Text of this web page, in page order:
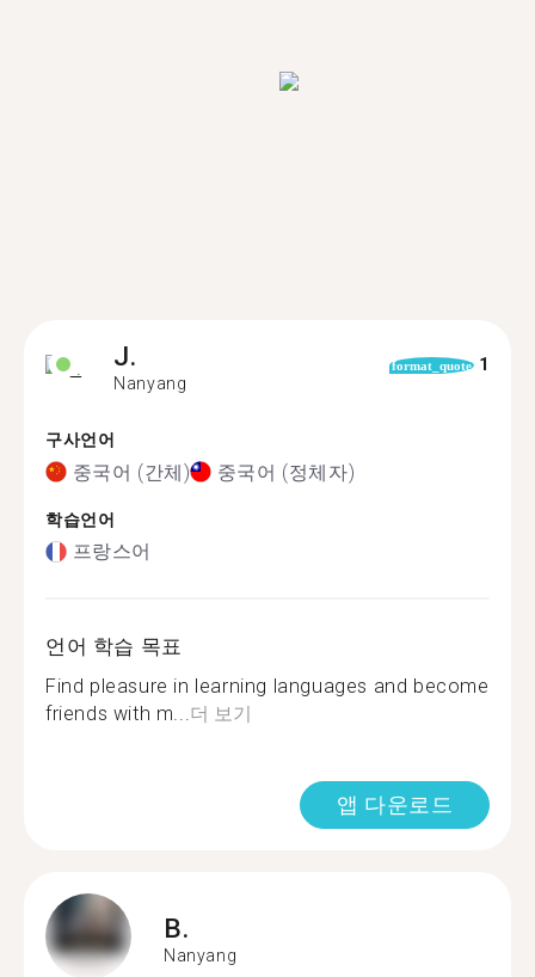
J.
Nanyang
format_quote 1
구사언어
중국어 (간체) 중국어 (정체자)
학습언어
프랑스어
언어 학습 목표
Find pleasure in learning languages and become
friends with m...더 보기
앱 다운로드
B.
Nanyang